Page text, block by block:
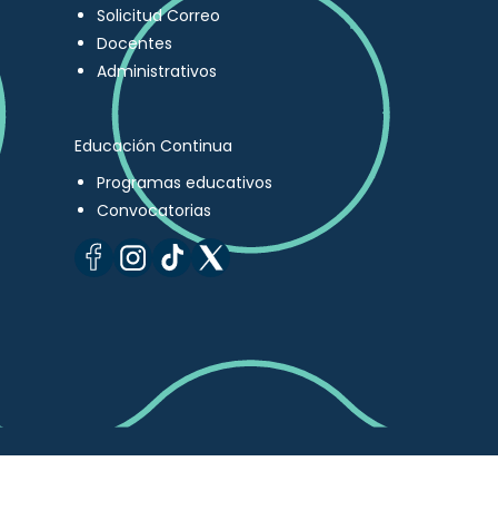
Solicitud Correo
Docentes
Administrativos
Educación Continua
Programas educativos
Convocatorias